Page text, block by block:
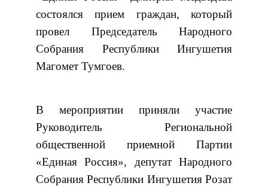
состоялся прием граждан, который
провел Председатель Народного
Собрания Республики Ингушетия
Магомет Тумгоев.
В мероприятии приняли участие
Руководитель Региональной
общественной приемной Партии
«Единая Россия», депутат Народного
Собрания Республики Ингушетия Розат